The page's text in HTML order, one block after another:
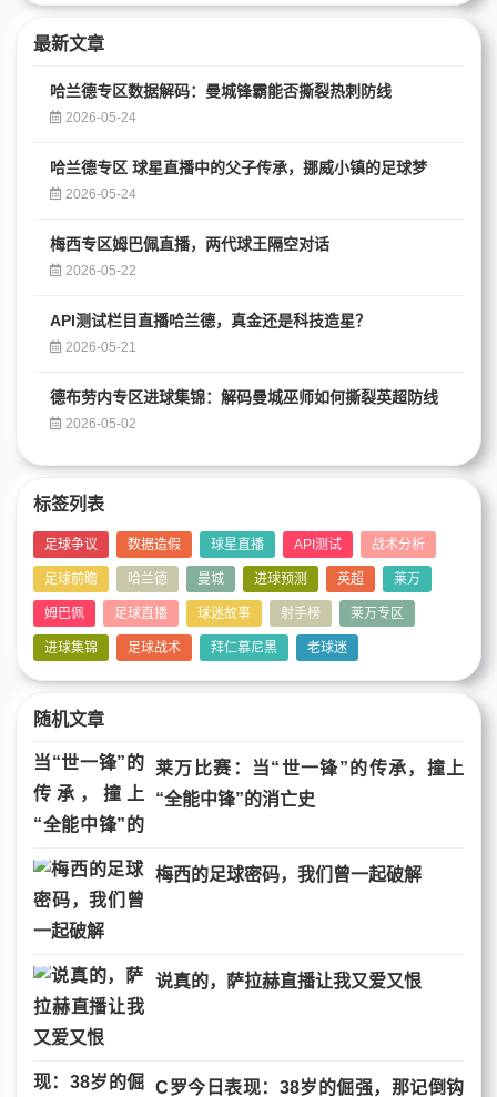
最新文章
哈兰德专区数据解码：曼城锋霸能否撕裂热刺防线
2026-05-24
哈兰德专区 球星直播中的父子传承，挪威小镇的足球梦
2026-05-24
梅西专区姆巴佩直播，两代球王隔空对话
2026-05-22
API测试栏目直播哈兰德，真金还是科技造星？
2026-05-21
德布劳内专区进球集锦：解码曼城巫师如何撕裂英超防线
2026-05-02
标签列表
足球争议 数据造假 球星直播 API测试 战术分析
足球前瞻 哈兰德 曼城 进球预测 英超 莱万
姆巴佩 足球直播 球迷故事 射手榜 莱万专区
进球集锦 足球战术 拜仁慕尼黑 老球迷
随机文章
莱万比赛：当“世一锋”的传承，撞上
“全能中锋”的消亡史
梅西的足球密码，我们曾一起破解
说真的，萨拉赫直播让我又爱又恨
C罗今日表现：38岁的倔强，那记倒钩